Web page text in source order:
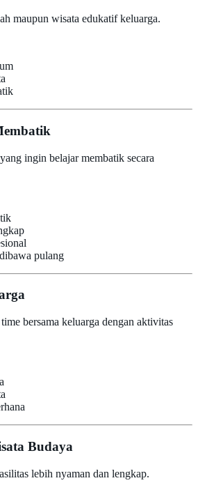
maupun wisata edukatif keluarga.
ingin belajar membatik secara
pulang
bersama keluarga dengan aktivitas
Budaya
lebih nyaman dan lengkap.